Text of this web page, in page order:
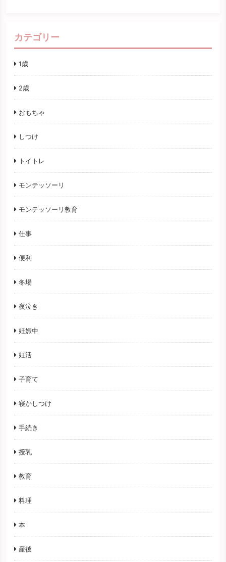
カテゴリー
1歳
2歳
おもちゃ
しつけ
トイトレ
モンテッソーリ
モンテッソーリ教育
仕事
便利
冬場
夜泣き
妊娠中
妊活
子育て
寝かしつけ
手続き
授乳
教育
料理
本
産後